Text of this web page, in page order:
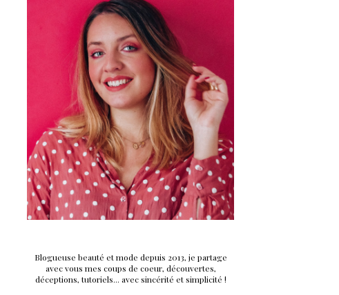
Blogueuse beauté et mode depuis 2013, je partage
avec vous mes coups de coeur, découvertes,
déceptions, tutoriels... avec sincérité et simplicité !